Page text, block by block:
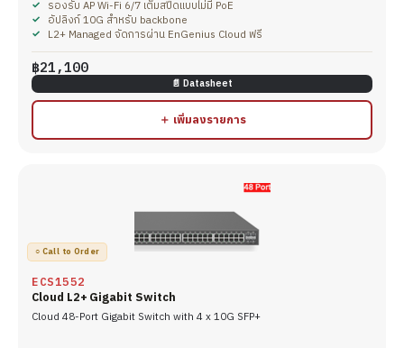
รองรับ AP Wi-Fi 6/7 เต็มสปีดแบบไม่มี PoE
อัปลิงก์ 10G สำหรับ backbone
L2+ Managed จัดการผ่าน EnGenius Cloud ฟรี
฿21,100
📄 Datasheet
＋ เพิ่มลงรายการ
○ Call to Order
ECS1552
Cloud L2+ Gigabit Switch
Cloud 48-Port Gigabit Switch with 4 x 10G SFP+